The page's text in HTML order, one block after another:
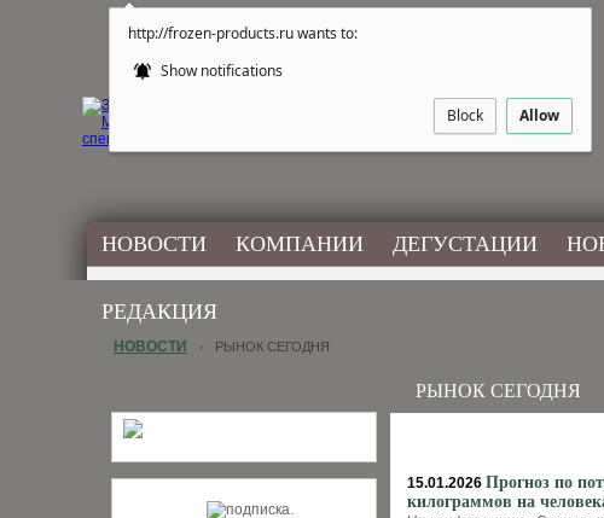
http://frozen-products.ru wants to:
Show notifications
Block Allow
НОВОСТИ КОМПАНИИ ДЕГУСТАЦИИ
РЕДАКЦИЯ
НОВОСТИ › РЫНОК СЕГОДНЯ
РЫНОК СЕГОДНЯ
15.01.2026 Прогноз по
килограммов на